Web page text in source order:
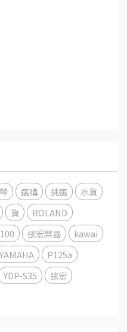
選購 挑選
水貨
貨
ROLAND
弦宏樂器
kawai
YAMAHA
P125a
YDP-S35
弦宏